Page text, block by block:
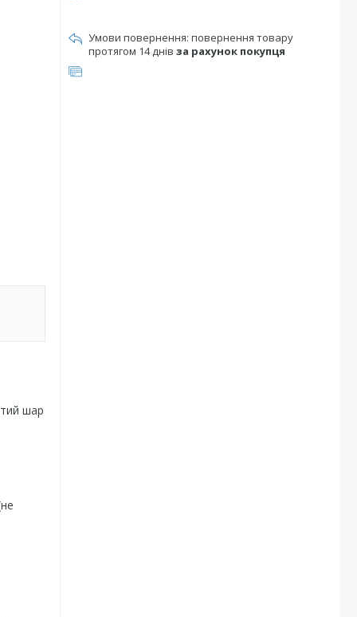
шар
повернення товару
протягом 14 днів за рахунок покупця